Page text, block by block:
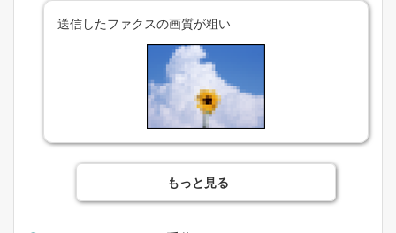
送信したファクスの画質が粗い
もっと見る